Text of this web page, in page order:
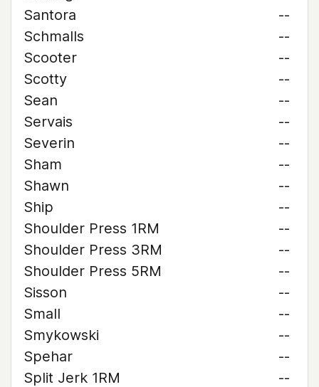
Santora
--
Schmalls
--
Scooter
--
Scotty
--
Sean
--
Servais
--
Severin
--
Sham
--
Shawn
--
Ship
--
Shoulder Press 1RM
--
Shoulder Press 3RM
--
Shoulder Press 5RM
--
Sisson
--
Small
--
Smykowski
--
Spehar
--
Split Jerk 1RM
--